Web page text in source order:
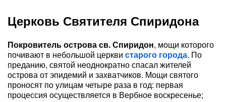
Церковь Святителя Спиридона
Покровитель острова св. Спиридон, мощи которого
почивают в небольшой церкви старого города. По
преданию, святой неоднократно спасал жителей
острова от эпидемий и захватчиков. Мощи святого
проносят по улицам четыре раза в год: первая
процессия осуществляется в Вербное воскресенье;